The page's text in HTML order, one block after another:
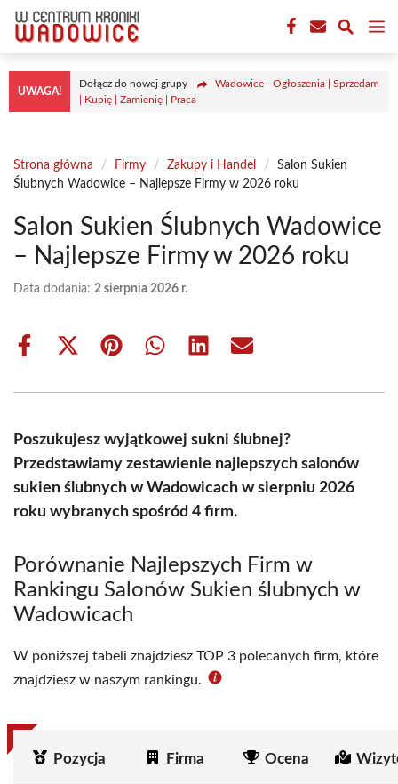
Przejdź
treści
UWAGA!
Dołącz do nowej grupy
Wadowice - Ogłoszenia | Sprzedam
| Kupię | Zamienię | Praca
Strona główna / Firmy / Zakupy i Handel /
Salon Sukien
Ślubnych Wadowice – Najlepsze Firmy w 2026 roku
Salon Sukien Ślubnych Wadowice
– Najlepsze Firmy w 2026 roku
Data dodania: 2 sierpnia 2026 r.
Share
Share
(Twitter)
Share Share Share Share
Poszukujesz wyjątkowej sukni ślubnej?
Przedstawiamy zestawienie najlepszych salonów
sukien ślubnych w Wadowicach w sierpniu 2026
roku wybranych spośród 4 firm.
Porównanie Najlepszych Firm w
Rankingu Salonów Sukien ślubnych w
Wadowicach
W poniższej tabeli znajdziesz TOP 3 polecanych firm, które
znajdziesz w naszym rankingu.
Pozycja Firma Ocena